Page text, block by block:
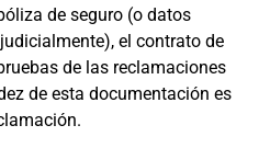
de seguro (o datos
el contrato de
de las reclamaciones
de esta documentación es